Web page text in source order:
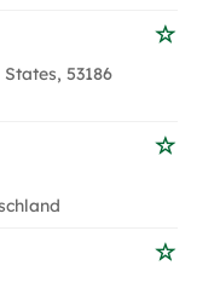
53186